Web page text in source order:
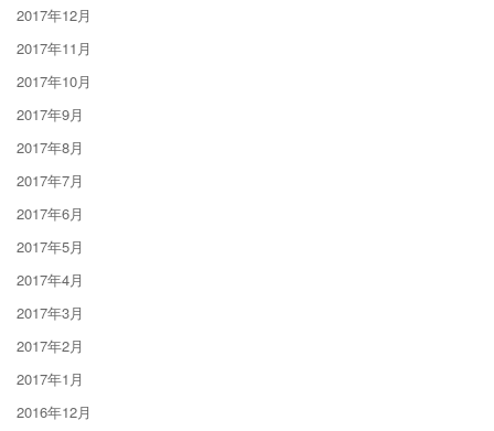
2017年12月
2017年11月
2017年10月
2017年9月
2017年8月
2017年7月
2017年6月
2017年5月
2017年4月
2017年3月
2017年2月
2017年1月
2016年12月